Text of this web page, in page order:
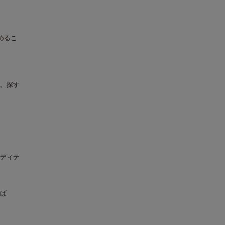
るこ
探す
ィテ